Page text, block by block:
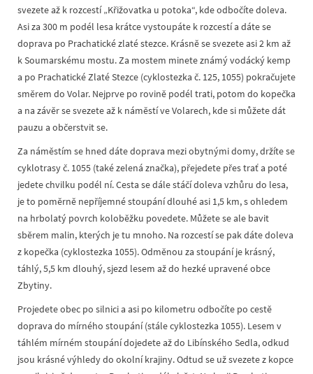
svezete až k rozcestí „Křižovatka u potoka“, kde odbočíte doleva.
Asi za 300 m podél lesa krátce vystoupáte k rozcestí a dáte se
doprava po Prachatické zlaté stezce. Krásně se svezete asi 2 km až
k Soumarskému mostu. Za mostem minete známý vodácký kemp
a po Prachatické Zlaté Stezce (cyklostezka č. 125, 1055) pokračujete
směrem do Volar. Nejprve po rovině podél trati, potom do kopečka
a na závěr se svezete až k náměstí ve Volarech, kde si můžete dát
pauzu a občerstvit se.
Za náměstím se hned dáte doprava mezi obytnými domy, držíte se
cyklotrasy č. 1055 (také zelená značka), přejedete přes trať a poté
jedete chvilku podél ní. Cesta se dále stáčí doleva vzhůru do lesa,
je to poměrně nepříjemné stoupání dlouhé asi 1,5 km, s ohledem
na hrbolatý povrch koloběžku povedete. Můžete se ale bavit
sběrem malin, kterých je tu mnoho. Na rozcestí se pak dáte doleva
z kopečka (cyklostezka 1055). Odměnou za stoupání je krásný,
táhlý, 5,5 km dlouhý, sjezd lesem až do hezké upravené obce
Zbytiny.
Projedete obec po silnici a asi po kilometru odbočíte po cestě
doprava do mírného stoupání (stále cyklostezka 1055). Lesem v
táhlém mírném stoupání dojedete až do Libínského Sedla, odkud
jsou krásné výhledy do okolní krajiny. Odtud se už svezete z kopce